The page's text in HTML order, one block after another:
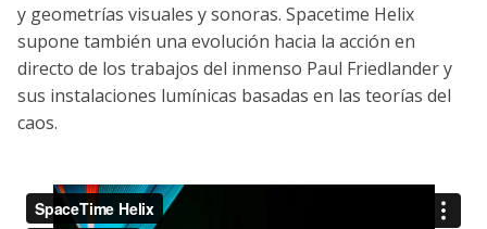
y geometrías visuales y sonoras. Spacetime Helix
supone también una evolución hacia la acción en
directo de los trabajos del inmenso Paul Friedlander y
sus instalaciones lumínicas basadas en las teorías del
caos.